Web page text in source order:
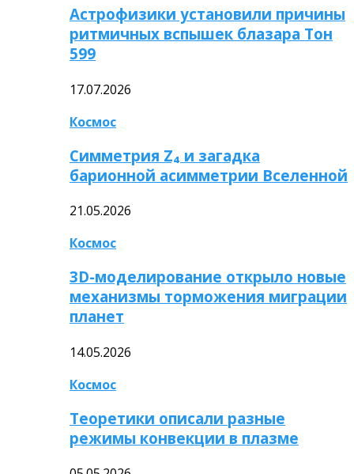
Астрофизики установили причины
ритмичных вспышек блазара Тон
599
17.07.2026
Космос
Симметрия Z₄ и загадка
барионной асимметрии Вселенной
21.05.2026
Космос
3D-моделирование открыло новые
механизмы торможения миграции
планет
14.05.2026
Космос
Теоретики описали разные
режимы конвекции в плазме